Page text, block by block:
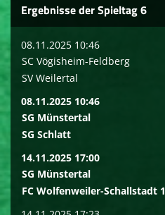
Ergebnisse der Spieltag 6
08.11.2025 10:46
SC Vögisheim-Feldberg
SV Weilertal
08.11.2025 10:46
SG Münstertal
SG Schlatt
14.11.2025 17:00
SG Münstertal
FC Wolfenweiler-Schallstadt 1